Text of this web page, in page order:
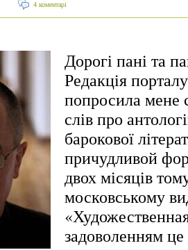
4 коментарі
Дорогі пані та
Редакція
попросила мене
слів про
барокової
причудливой
двох місяців
московському
задоволенням